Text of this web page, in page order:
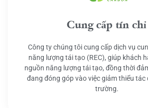
Cung cấp tín chỉ
Công ty chúng tôi cung cấp dịch vụ
năng lượng tái tạo (REC), giúp khách
nguồn năng lượng tái tạo, đồng thời
đang đóng góp vào việc giảm thiểu tác
trường.